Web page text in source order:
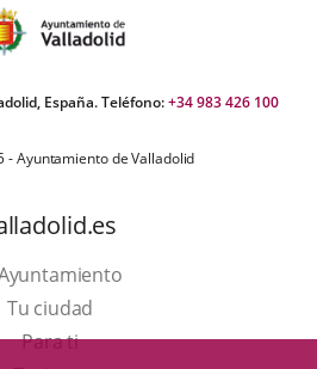
España. Teléfono:+34 983 426 100
- Ayuntamiento de Valladolid
Tu ciudad
Para ti